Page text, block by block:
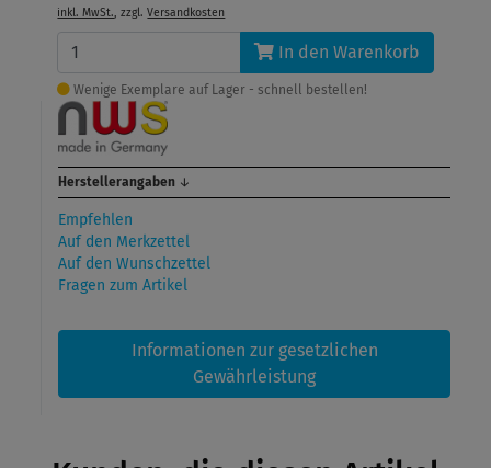
inkl. MwSt., zzgl.Versandkosten
In den Warenkorb
Wenige Exemplare auf Lager - schnell bestellen!
Herstellerangaben ↓
Empfehlen
Auf den Merkzettel
Auf den Wunschzettel
Fragen zum Artikel
Informationen zur gesetzlichen
Gewährleistung